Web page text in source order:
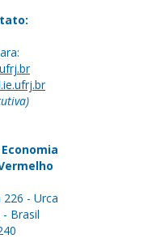
226 - Urca
- Brasil